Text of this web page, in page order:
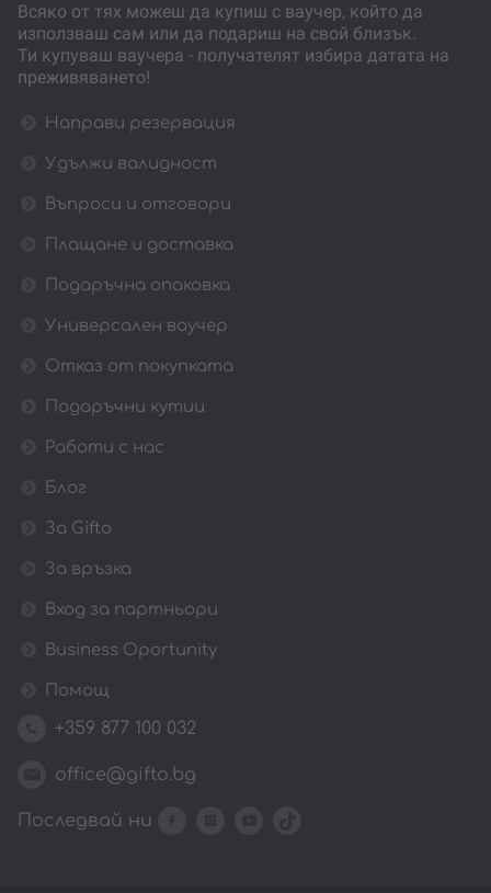
Всяко от тях можеш да купиш с ваучер, който да
използваш сам или да подариш на свой близък.
Ти купуваш ваучера - получателят избира датата на
преживяването!
Направи резервация
Удължи валидност
Въпроси и отговори
Плащане и доставка
Подаръчна опаковка
Универсален ваучер
Отказ от покупката
Подаръчни кутии
Работи с нас
Блог
За Gifto
За връзка
Вход за партньори
Business Oportunity
Помощ
+359 877 100 032
office@gifto.bg
Последвай ни